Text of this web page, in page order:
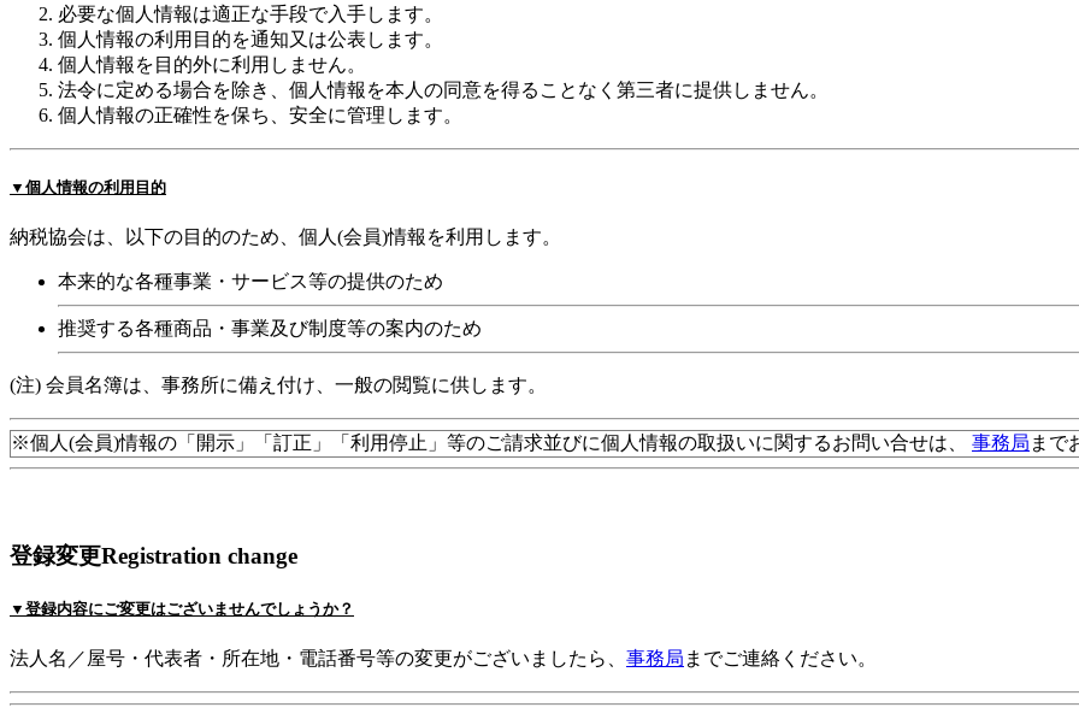
必要な個人情報は適正な手段で入手します。
個人情報の利用目的を通知又は公表します。
個人情報を目的外に利用しません。
法令に定める場合を除き、個人情報を本人の同意を得ることなく第三者に提供しません。
個人情報の正確性を保ち、安全に管理します。
▼個人情報の利用目的
納税協会は、以下の目的のため、個人(会員)情報を利用します。
本来的な各種事業・サービス等の提供のため
推奨する各種商品・事業及び制度等の案内のため
(注) 会員名簿は、事務所に備え付け、一般の閲覧に供します。
※個人(会員)情報の「開示」「訂正」「利用停止」等のご請求並びに個人情報の取扱いに関するお問い合せは、 事務局 まで
登録変更Registration change
▼登録内容にご変更はございませんでしょうか？
法人名／屋号・代表者・所在地・電話番号等の変更がございましたら、 事務局 までご連絡ください。